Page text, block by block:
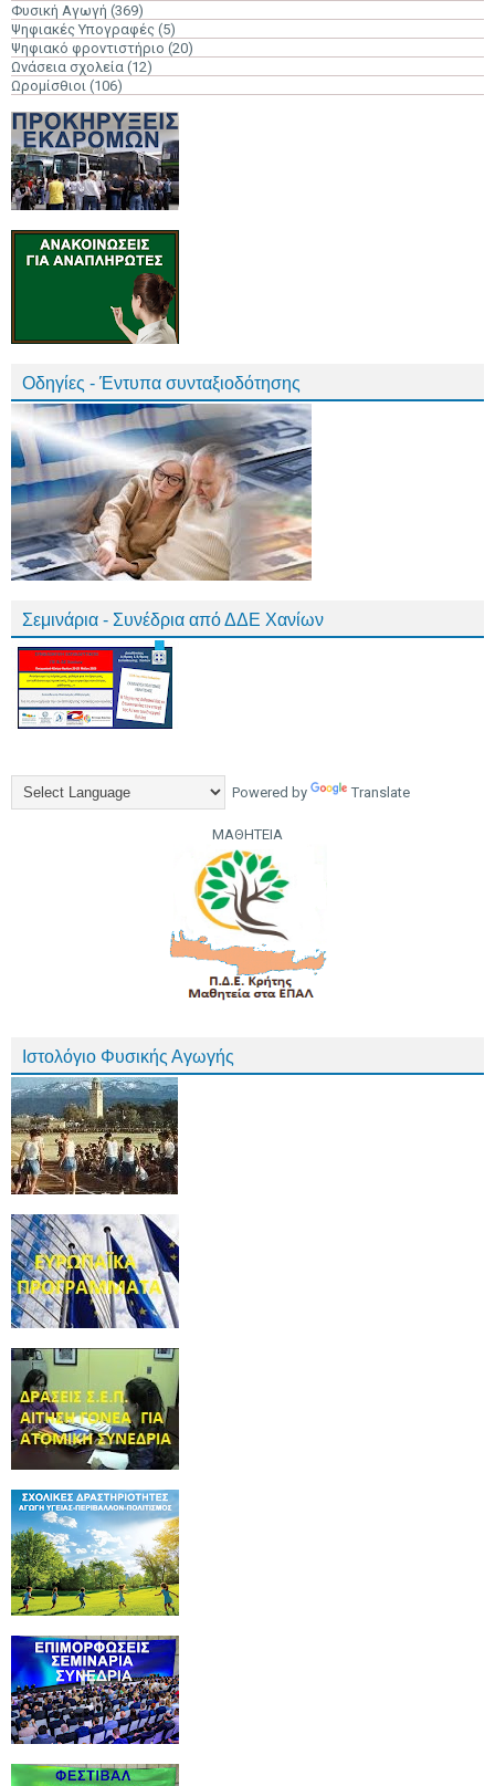
Φυσική Αγωγή (369)
Ψηφιακές Υπογραφές (5)
Ψηφιακό φροντιστήριο (20)
Ωνάσεια σχολεία (12)
Ωρομίσθιοι (106)
Οδηγίες - Έντυπα συνταξιοδότησης
Σεμινάρια - Συνέδρια από ΔΔΕ Χανίων
Powered by Translate
ΜΑΘΗΤΕΙΑ
Ιστολόγιο Φυσικής Αγωγής